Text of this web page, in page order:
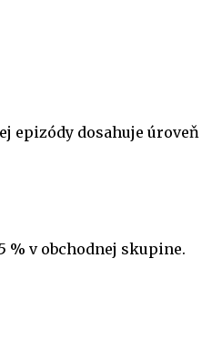
epizódy dosahuje úroveň
% v obchodnej skupine.